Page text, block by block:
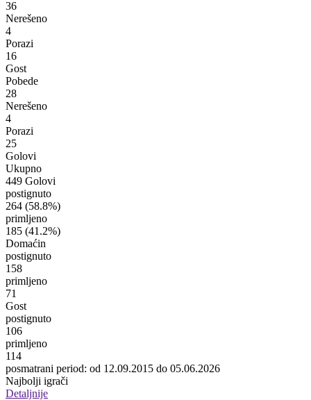
36
Nerešeno
4
Porazi
16
Gost
Pobede
28
Nerešeno
4
Porazi
25
Golovi
Ukupno
449 Golovi
postignuto
264 (58.8%)
primljeno
185 (41.2%)
Domaćin
postignuto
158
primljeno
71
Gost
postignuto
106
primljeno
114
posmatrani period: od 12.09.2015 do 05.06.2026
Najbolji igrači
Detaljnije